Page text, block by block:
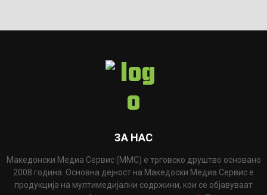
ЗА НАС
Македонски Медиа Сервис (ММС) е трговско друштво основано
2008 година. Основна дејност на Македоски Медиа Сервис е
продукција на мултимедијални содржини, кои се објавуваат